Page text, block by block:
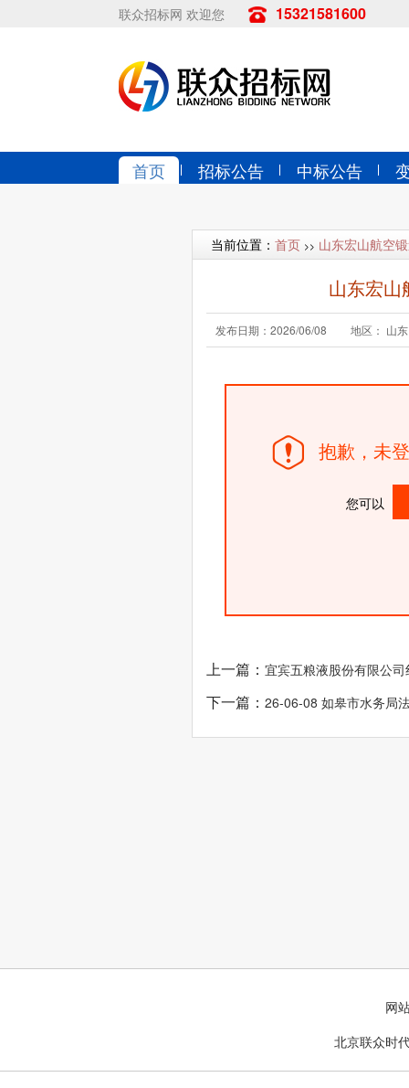
联众招标网 欢迎您 15321581600
首页 招标公告 中标公告
当前位置： 首页 >> 山东宏山航空
山东宏山
发布日期：2026/06/08 地区： 山
抱歉，未
您可以
上一篇： 宜宾五粮液股份有限公
下一篇： 26-06-08 如皋市水务局
网
北京联众